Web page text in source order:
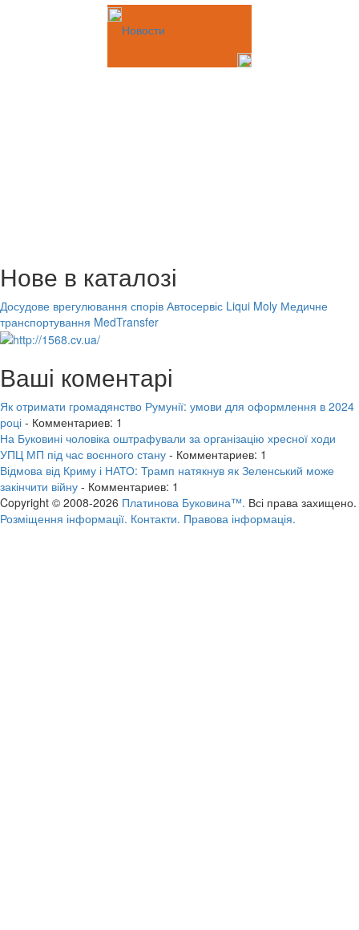
Новости
Нове в каталозі
Досудове врегулювання спорів Автосервіс Liqui Moly Медичне
транспортування MedTransfer
Ваші коментарі
Як отримати громадянство Румунії: умови для оформлення в 2024
році - Комментариев: 1
На Буковині чоловіка оштрафували за організацію хресної ходи
УПЦ МП під час воєнного стану - Комментариев: 1
Відмова від Криму і НАТО: Трамп натякнув як Зеленський може
закінчити війну - Комментариев: 1
Copyright © 2008-2026 Платинова Буковина™. Всі права захищено.
Розміщення інформації. Контакти. Правова інформація.